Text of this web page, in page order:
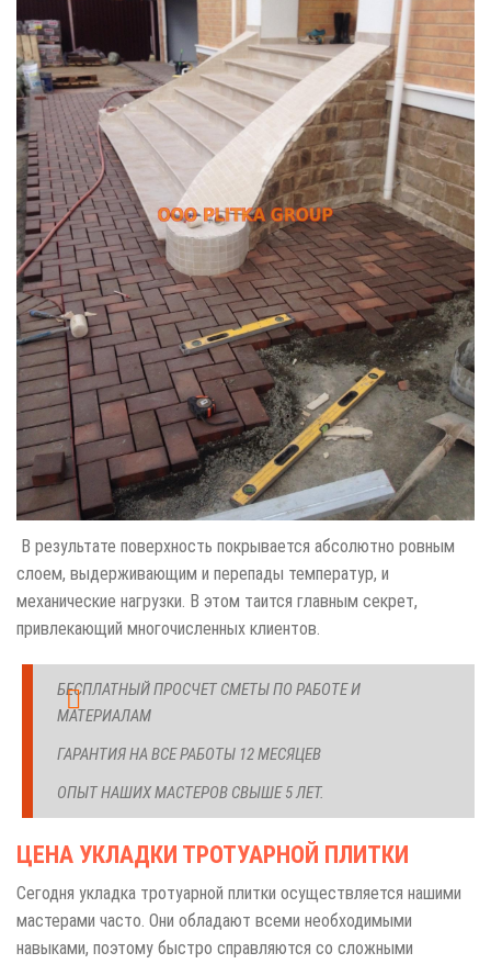
В результате поверхность покрывается абсолютно ровным
слоем, выдерживающим и перепады температур, и
механические нагрузки. В этом таится главным секрет,
привлекающий многочисленных клиентов.
БЕСПЛАТНЫЙ ПРОСЧЕТ СМЕТЫ ПО РАБОТЕ И
МАТЕРИАЛАМ
ГАРАНТИЯ НА ВСЕ РАБОТЫ 12 МЕСЯЦЕВ
ОПЫТ НАШИХ МАСТЕРОВ СВЫШЕ 5 ЛЕТ.
ЦЕНА УКЛАДКИ ТРОТУАРНОЙ ПЛИТКИ
Сегодня укладка тротуарной плитки осуществляется нашими
мастерами часто. Они обладают всеми необходимыми
навыками, поэтому быстро справляются со сложными